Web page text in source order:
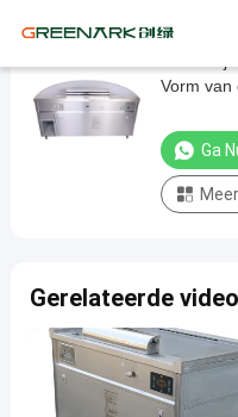
De
Grilllijst
van
hotelteppanyaki
van
de
de
Branderhalve
Vorm van
Ga
Gerelateerde